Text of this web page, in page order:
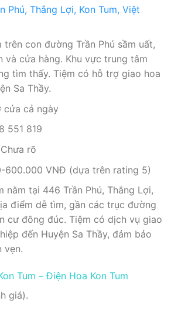
Phú, Thắng Lợi, Kon Tum, Việt
trên con đường Trần Phú sầm uất,
và cửa hàng. Khu vực trung tâm
tìm thấy. Tiệm có hỗ trợ giao hoa
Sa Thầy.
cửa cả ngày
551 819
rõ
600.000 VNĐ (dựa trên rating 5)
nằm tại 446 Trần Phú, Thắng Lợi,
điểm dễ tìm, gần các trục đường
cư đông đúc. Tiệm có dịch vụ giao
đến Huyện Sa Thầy, đảm bảo
vẹn.
Tum – Điện Hoa Kon Tum
giá).